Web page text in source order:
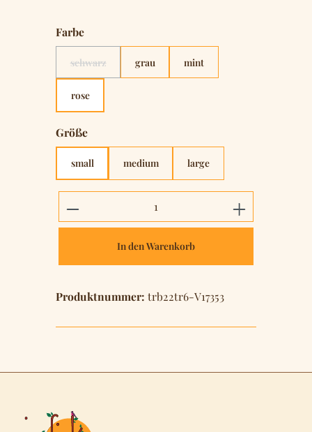
Farbeauswählen
schwarz
(Diese Option ist zurzeit nicht verfügbar.)
grau mint
rose
Größeauswählen
small medium large
Produkt Anzahl: Gib den
In den Warenkorb
Produktnummer: trb22tr6-V17353